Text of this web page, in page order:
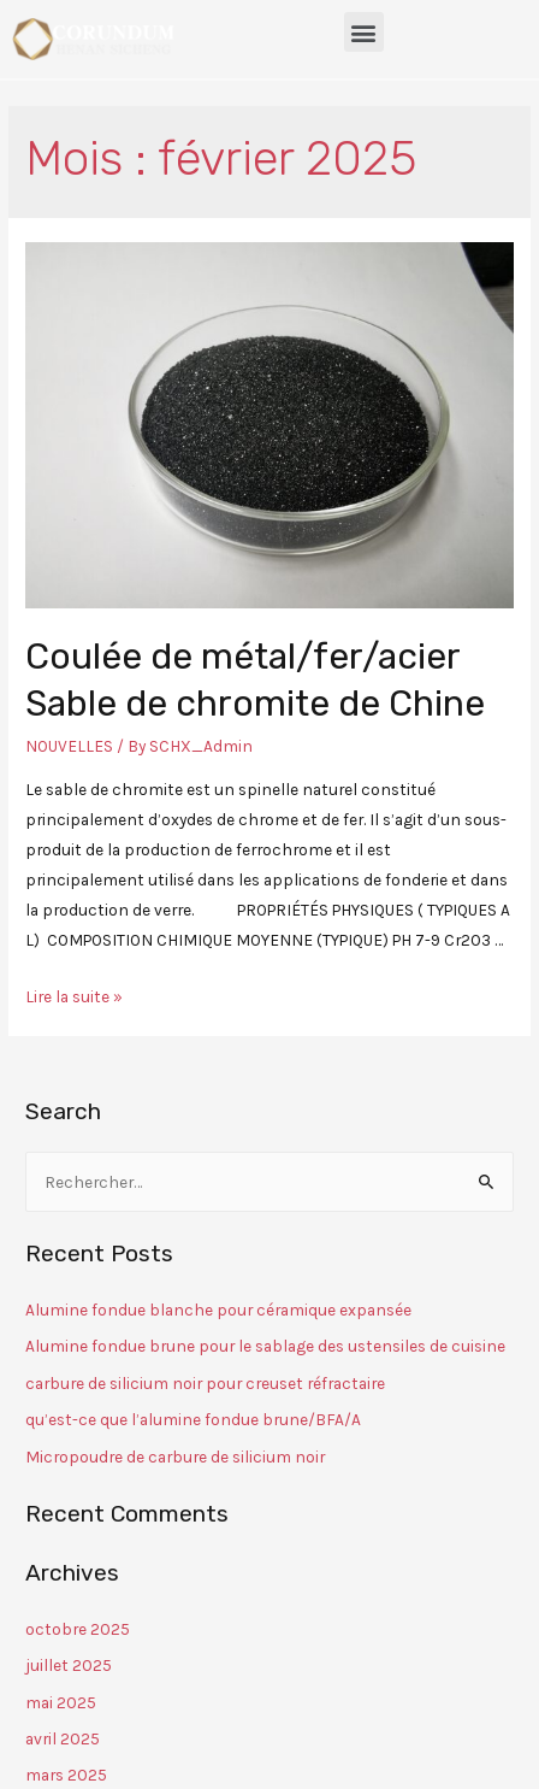
Mois : février 2025
Coulée de métal/fer/acier
Sable de chromite de Chine
NOUVELLES / By SCHX_Admin
Le sable de chromite est un spinelle naturel constitué
principalement d’oxydes de chrome et de fer. Il s’agit d’un sous-
produit de la production de ferrochrome et il est
principalement utilisé dans les applications de fonderie et dans
la production de verre. PROPRIÉTÉS PHYSIQUES ( TYPIQUES A
L) COMPOSITION CHIMIQUE MOYENNE (TYPIQUE) PH 7-9 Cr2O3 …
Lire la suite »
Search
Recent Posts
Alumine fondue blanche pour céramique expansée
Alumine fondue brune pour le sablage des ustensiles de cuisine
carbure de silicium noir pour creuset réfractaire
qu’est-ce que l’alumine fondue brune/BFA/A
Micropoudre de carbure de silicium noir
Recent Comments
Archives
octobre 2025
juillet 2025
mai 2025
avril 2025
mars 2025